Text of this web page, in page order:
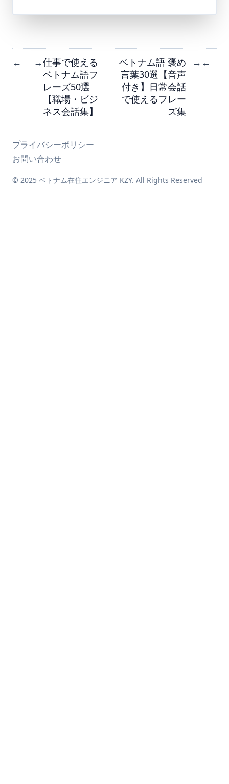
← →仕事で使える
ベトナム語フ
レーズ50選
【職場・ビジ
ネス会話集】
ベトナム語 褒め
言葉30選【音声
付き】日常会話
で使えるフレー
ズ集
→ ←
プライバシーポリシー
お問い合わせ
© 2025 ベトナム在住エンジニア KZY. All Rights Reserved